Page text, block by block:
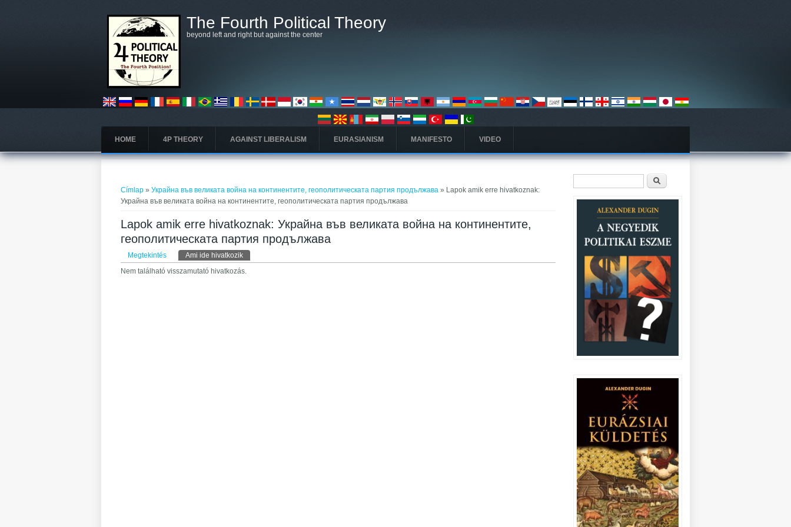
The Fourth Political Theory
beyond left and right but against the center
HOME 4P THEORY AGAINST LIBERALISM EURASIANISM MANIFESTO VIDEO
Címlap »Украйна във великата война на континентите, геополитическата партия продължава » Lapok amik erre hivatkoznak:
Украйна във великата война на континентите, геополитическата партия продължава
Lapok amik erre hivatkoznak: Украйна във великата война на континентите,
геополитическата партия продължава
Elsődleges fülek
Megtekintés Ami ide hivatkozik
Nem található visszamutató hivatkozás.
Keresés űrlap